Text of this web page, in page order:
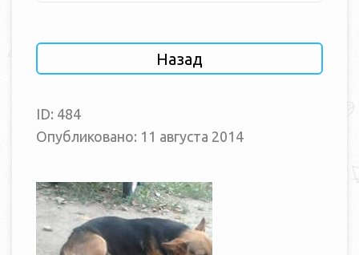
Назад
ID: 484
Опубликовано: 11 августа 2014